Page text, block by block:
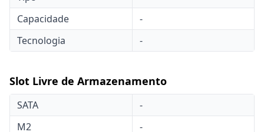
Capacidade
-
Tecnologia
-
Slot Livre de Armazenamento
SATA
-
M2
-